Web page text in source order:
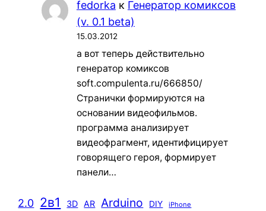
fedorka к Генератор комиксов
(v. 0.1 beta)
15.03.2012
а вот теперь действительно
генератор комиксов
soft.compulenta.ru/666850/
Странички формируются на
основании видеофильмов.
программа анализирует
видеофрагмент, идентифицирует
говорящего героя, формирует
панели…
2.0 2в1 3D AR Arduino DIY iPhone